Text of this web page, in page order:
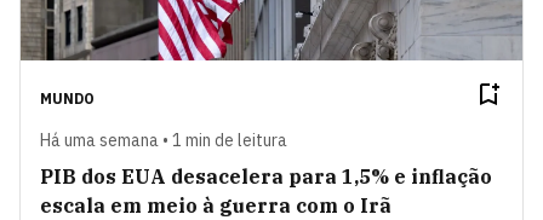
MUNDO
Há uma semana • 1 min de leitura
PIB dos EUA desacelera para 1,5% e inflação
escala em meio à guerra com o Irã